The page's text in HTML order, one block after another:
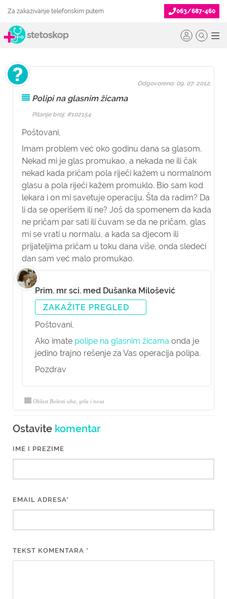
Za zakazivanje telefonskim putem 063/687-460
Polipi na glasnim žicama
Pitanje broj: #102154
Poštovani,
Imam problem već oko godinu dana sa glasom.
Nekad mi je glas promukao, a nekada ne ili čak
nekad kada pričam pola riječi kažem u normalnom
glasu a pola riječi kažem promuklo. Bio sam kod
lekara i on mi savetuje operaciju. Šta da radim? Da
li da se operišem ili ne? Još da spomenem da kada
ne pričam par sati ili čuvam se da ne pričam, glas
mi se vrati u normalu, a kada sa djecom ili
prijateljima pričam u toku dana više, onda sledeći
dan sam već malo promukao.
Odgovoreno: 09. 07. 2012.
Prim. mr sci. med Dušanka Milošević
ZAKAŽITE PREGLED
Poštovani,
Ako imate polipe na glasnim žicama onda je
jedino trajno rešenje za Vas operacija polipa.
Pozdrav
Oblast Bolesti uha, grla i nosa
Ostavite komentar
IME I PREZIME
EMAIL ADRESA*
TEKST KOMENTARA *